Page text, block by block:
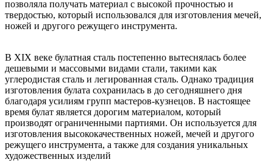
позволяла получать материал с высокой прочностью и
твердостью, который использовался для изготовления мечей,
ножей и другого режущего инструмента.
В XIX веке булатная сталь постепенно вытеснялась более
дешевыми и массовыми видами стали, такими как
углеродистая сталь и легированная сталь. Однако традиция
изготовления булата сохранилась в до сегодняшнего дня
благодаря усилиям групп мастеров-кузнецов. В настоящее
время булат является дорогим материалом, который
производят ограниченными партиями. Он используется для
изготовления высококачественных ножей, мечей и другого
режущего инструмента, а также для создания уникальных
художественных изделий